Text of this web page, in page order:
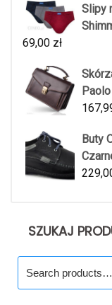
Slipy
69,00 zł
Buty
SZUKAJ
for: